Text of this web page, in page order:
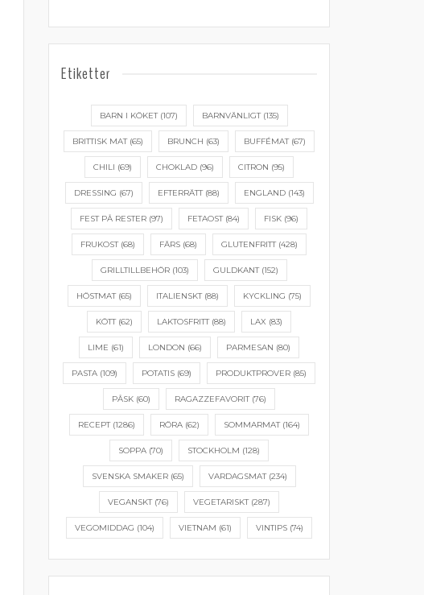
Etiketter
BARN I KÖKET(107) BARNVÄNLIGT(135)
BRITTISK MAT(65) BRUNCH (63) BUFFÉMAT(67)
CHILI (69) CHOKLAD (96) CITRON (95)
DRESSING (67) EFTERRÄTT(88) ENGLAND(143)
FEST PÅ RESTER (97) FETAOST(84) FISK (96)
FRUKOST(68) FÄRS (68) GLUTENFRITT(428)
GRILLTILLBEHÖR(103) GULDKANT(152)
HÖSTMAT(65) ITALIENSKT(88) KYCKLING (75)
KÖTT(62) LAKTOSFRITT(88) LAX (83)
LIME (61) LONDON (66) PARMESAN (80)
PASTA (109) POTATIS (69) PRODUKTPROVER (85)
PÅSK (60) RAGAZZEFAVORIT(76)
RECEPT(1286) RÖRA (62) SOMMARMAT(164)
SOPPA (70) STOCKHOLM (128)
SVENSKA SMAKER(65) VARDAGSMAT(234)
VEGANSKT(76) VEGETARISKT(287)
VEGOMIDDAG (104) VIETNAM (61) VINTIPS (74)